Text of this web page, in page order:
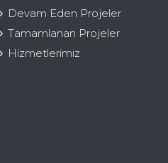
Devam Eden Projeler
Tamamlanan Projeler
Hizmetlerimiz